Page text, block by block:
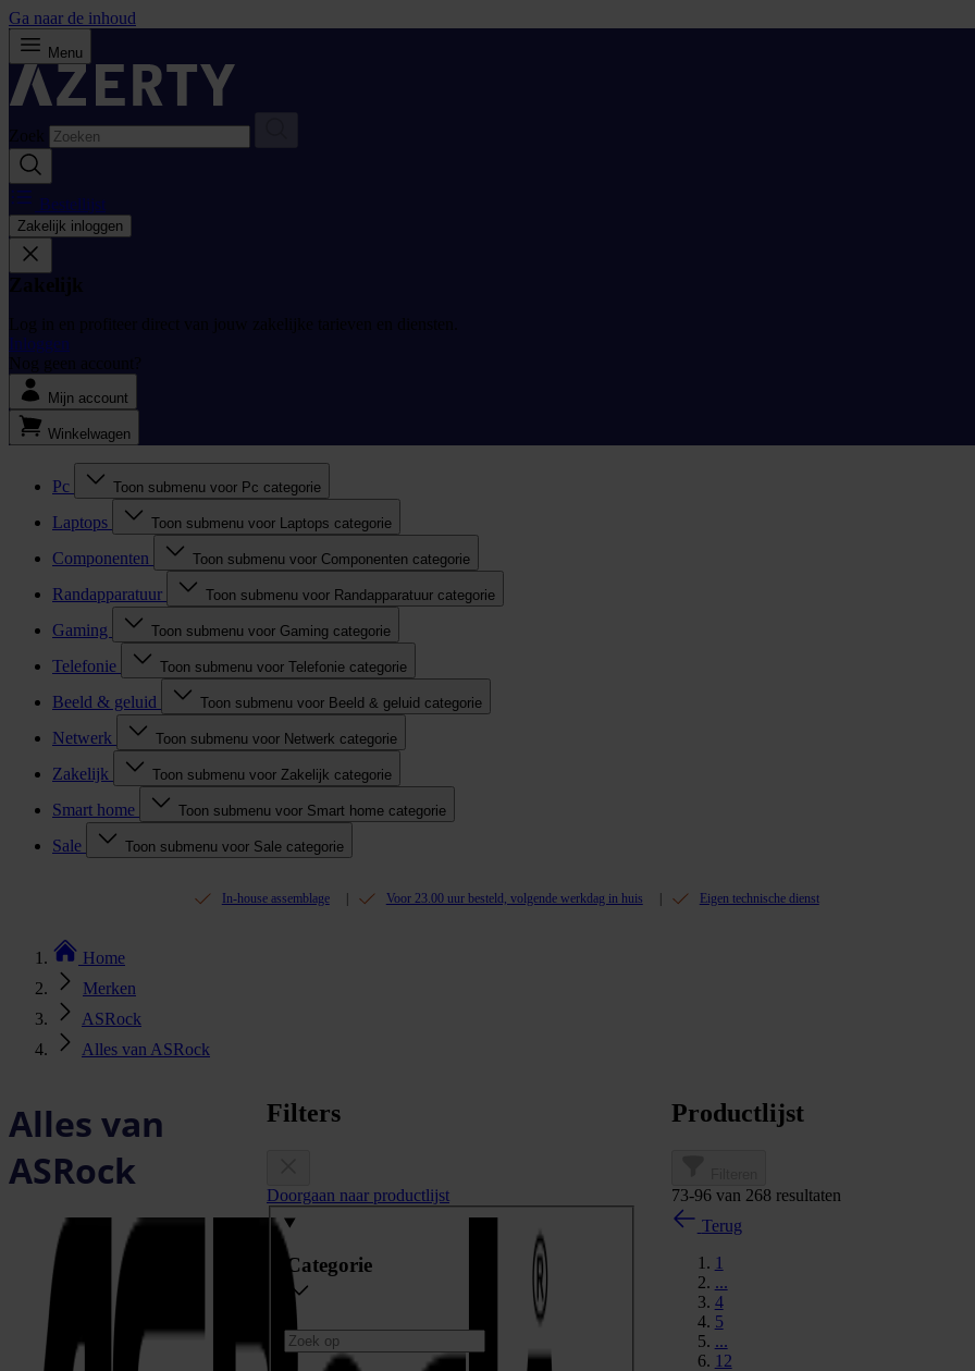
Ga naar de inhoud
Menu
Zoek
Bestellijst
Zakelijk inloggen
Zakelijk
Log in en profiteer direct van jouw zakelijke tarieven en diensten.
Inloggen
Nog geen account?
Mijn account
Winkelwagen
Pc Toon submenu voor Pc categorie
Laptops Toon submenu voor Laptops categorie
Componenten Toon submenu voor Componenten categorie
Randapparatuur Toon submenu voor Randapparatuur categorie
Gaming Toon submenu voor Gaming categorie
Telefonie Toon submenu voor Telefonie categorie
Beeld & geluid Toon submenu voor Beeld & geluid categorie
Netwerk Toon submenu voor Netwerk categorie
Zakelijk Toon submenu voor Zakelijk categorie
Smart home Toon submenu voor Smart home categorie
Sale Toon submenu voor Sale categorie
In-house assemblage Voor 23.00 uur besteld, volgende werkdag in huis Eigen technische dienst
Home
Merken
ASRock
Alles van ASRock
Alles van
ASRock
Filters
Doorgaan naar productlijst
Categorie
Productlijst
73-96van 268 resultaten
Terug
1
...
4
5
...
12